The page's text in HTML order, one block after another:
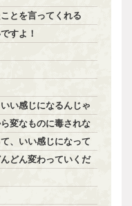
とを言ってくれる
すよ！
い感じになるんじゃ
変なものに毒されな
、いい感じになって
どん変わっていくだ